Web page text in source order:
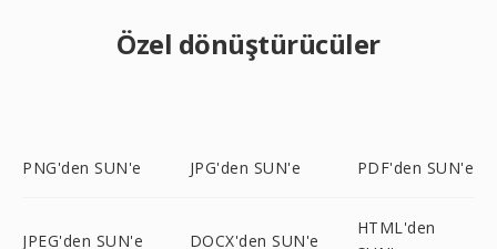
Özel dönüştürücüler
PNG'den SUN'e JPG'den SUN'e PDF'den SUN'e
JPEG'den SUN'e DOCX'den SUN'e
HTML'den